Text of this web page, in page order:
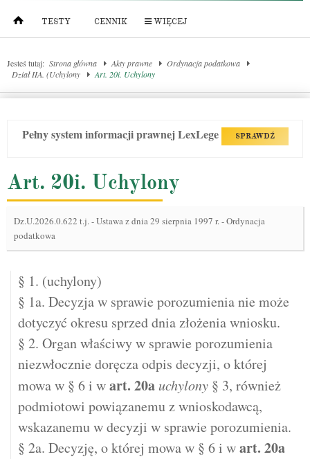
TESTY CENNIK WIĘCEJ
Jesteś tutaj: Strona główna Akty prawne
Ordynacja podatkowa
Dział IIA. (Uchylony
Art. 20i. Uchylony
Pełny system informacji prawnej LexLege SPRAWDŹ
Art. 20i. Uchylony
Dz.U.2026.0.622 t.j.-Ustawa z dnia 29 sierpnia 1997 r. - Ordynacja
podatkowa
§ 1. (uchylony)
§ 1a. Decyzja w sprawie porozumienia nie może
dotyczyć okresu sprzed dnia złożenia wniosku.
§ 2. Organ właściwy w sprawie porozumienia
niezwłocznie doręcza odpis decyzji, o której
mowa w § 6 i wart. 20a uchylony § 3, również
podmiotowi powiązanemu z wnioskodawcą,
wskazanemu w decyzji w sprawie porozumienia.
§ 2a. Decyzję, o której mowa w § 6 i wart. 20a